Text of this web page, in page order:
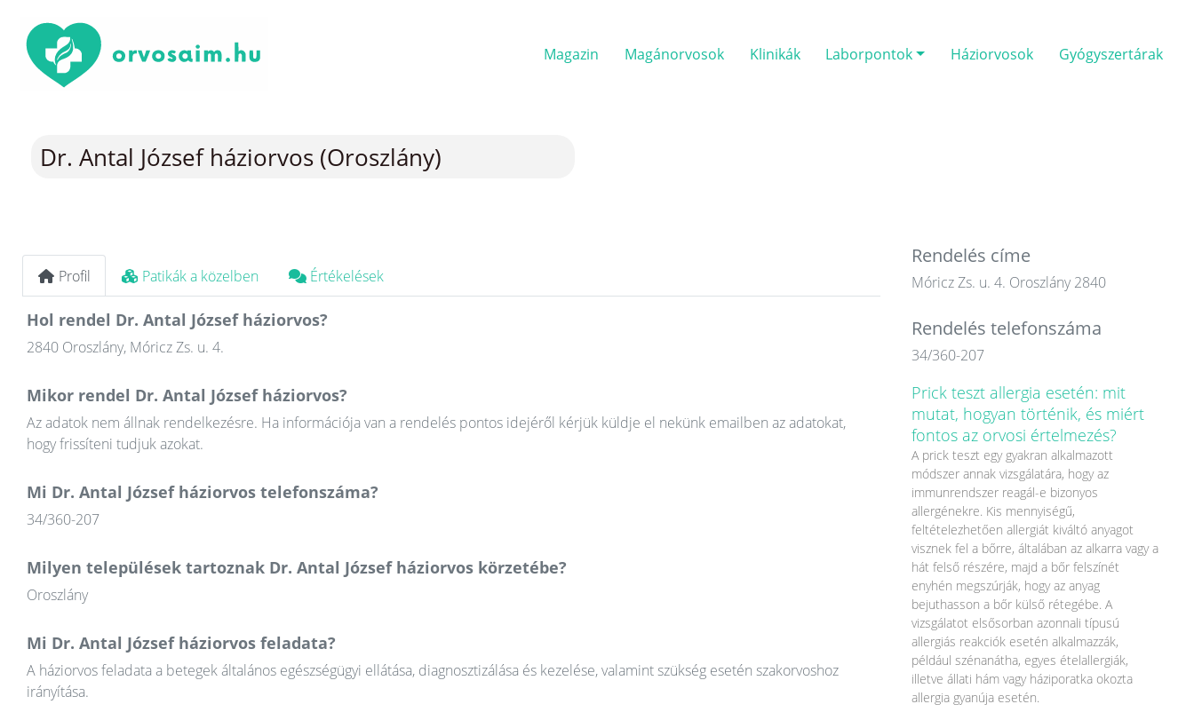
Magazin Magánorvosok Klinikák Laborpontok Háziorvosok Gyógyszertárak
Dr. Antal József háziorvos (Oroszlány)
Profil Patikák a közelben Értékelések
Hol rendel Dr. Antal József háziorvos?
2840 Oroszlány, Móricz Zs. u. 4.
Mikor rendel Dr. Antal József háziorvos?
Az adatok nem állnak rendelkezésre. Ha információja van a rendelés pontos idejéről kérjük küldje el nekünk emailben az adatokat,
hogy frissíteni tudjuk azokat.
Mi Dr. Antal József háziorvos telefonszáma?
34/360-207
Milyen települések tartoznak Dr. Antal József háziorvos körzetébe?
Oroszlány
Mi Dr. Antal József háziorvos feladata?
A háziorvos feladata a betegek általános egészségügyi ellátása, diagnosztizálása és kezelése, valamint szükség esetén szakorvoshoz
irányítása.
Rendelés címe
Móricz Zs. u. 4. Oroszlány 2840
Rendelés telefonszáma
34/360-207
Prick teszt allergia esetén: mit
mutat, hogyan történik, és miért
fontos az orvosi értelmezés?
A prick teszt egy gyakran alkalmazott
módszer annak vizsgálatára, hogy az
immunrendszer reagál-e bizonyos
allergénekre. Kis mennyiségű,
feltételezhetően allergiát kiváltó anyagot
visznek fel a bőrre, általában az alkarra vagy a
hát felső részére, majd a bőr felszínét
enyhén megszúrják, hogy az anyag
bejuthasson a bőr külső rétegébe. A
vizsgálatot elsősorban azonnali típusú
allergiás reakciók esetén alkalmazzák,
például szénanátha, egyes ételallergiák,
illetve állati hám vagy háziporatka okozta
allergia gyanúja esetén.